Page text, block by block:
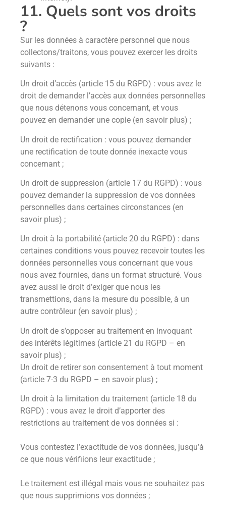
11. Quels sont vos droits
?
Sur les données à caractère personnel que nous
collectons/traitons, vous pouvez exercer les droits
suivants :
Un droit d’accès (article 15 du RGPD) : vous avez le
droit de demander l’accès aux données personnelles
que nous détenons vous concernant, et vous
pouvez en demander une copie (en savoir plus) ;
Un droit de rectification : vous pouvez demander
une rectification de toute donnée inexacte vous
concernant ;
Un droit de suppression (article 17 du RGPD) : vous
pouvez demander la suppression de vos données
personnelles dans certaines circonstances (en
savoir plus) ;
Un droit à la portabilité (article 20 du RGPD) : dans
certaines conditions vous pouvez recevoir toutes les
données personnelles vous concernant que vous
nous avez fournies, dans un format structuré. Vous
avez aussi le droit d’exiger que nous les
transmettions, dans la mesure du possible, à un
autre contrôleur (en savoir plus) ;
Un droit de s’opposer au traitement en invoquant
des intérêts légitimes (article 21 du RGPD – en
savoir plus) ;
Un droit de retirer son consentement à tout moment
(article 7-3 du RGPD – en savoir plus) ;
Un droit à la limitation du traitement (article 18 du
RGPD) : vous avez le droit d’apporter des
restrictions au traitement de vos données si :
Vous contestez l’exactitude de vos données, jusqu’à
ce que nous vérifiions leur exactitude ;
Le traitement est illégal mais vous ne souhaitez pas
que nous supprimions vos données ;